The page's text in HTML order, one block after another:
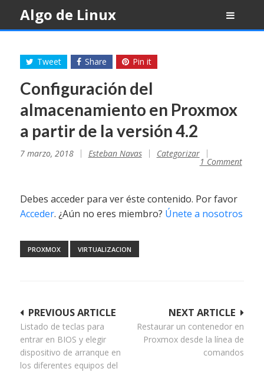
content
Algo de Linux
Tweet Share Pin it
Configuración del
almacenamiento en Proxmox
a partir de la versión 4.2
7 marzo, 2018 Esteban Navas Categorizar
1 Comment
Debes acceder para ver éste contenido. Por favor
Acceder. ¿Aún no eres miembro? Únete a nosotros
PROXMOX VIRTUALIZACION
Navegación
de
entradas
NEXT ARTICLE
Restaurar un contenedor en
Proxmox desde la línea de
comandos
PREVIOUS ARTICLE
Listado de teclas para
entrar en BIOS y elegir
dispositivo de arranque en
los diferentes equipos del